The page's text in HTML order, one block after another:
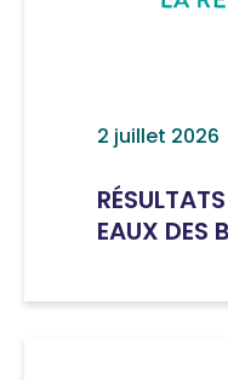
2 juillet 2026
EAUX DES